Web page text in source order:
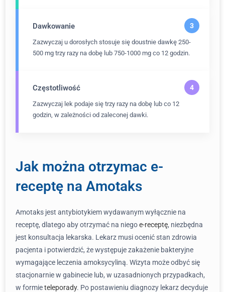
Dawkowanie
Zazwyczaj u dorosłych stosuje się doustnie dawkę 250-
500 mg trzy razy na dobę lub 750-1000 mg co 12 godzin.
Częstotliwość
Zazwyczaj lek podaje się trzy razy na dobę lub co 12
godzin, w zależności od zaleconej dawki.
Jak można otrzymac e-
receptę na Amotaks
Amotaks jest antybiotykiem wydawanym wyłącznie na
receptę, dlatego aby otrzymać na niegoe-receptę, niezbędna
jest konsultacja lekarska. Lekarz musi ocenić stan zdrowia
pacjenta i potwierdzić, że występuje zakażenie bakteryjne
wymagające leczenia amoksycyliną. Wizyta może odbyć się
stacjonarnie w gabinecie lub, w uzasadnionych przypadkach,
w formieteleporady. Po postawieniu diagnozy lekarz decyduje